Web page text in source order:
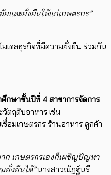
ยและยั่งยืนให้แก่เกษตรกร”
เดลธุรกิจที่มีความยั่งยืน ร่วมกัน
กษาชั้นปีที่ 4 สาขาการจัดการ
ตถุดิบอาหาร เช่น
อมเกษตรกร ร้านอาหาร ลูกค้า
ก เกษตรกรเองก็เผชิญปัญหา
ยั่งยืนได้”นางสาวณัฏฐ์นรี